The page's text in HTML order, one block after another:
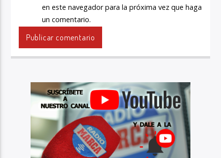
en este navegador para la próxima vez que haga
un comentario.